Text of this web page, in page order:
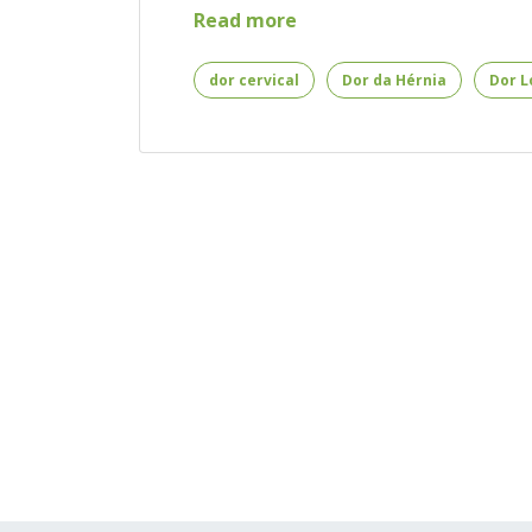
Read more
Disco
dor cervical Dor da Hérnia Dor